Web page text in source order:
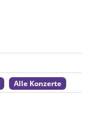
Alle Konzerte